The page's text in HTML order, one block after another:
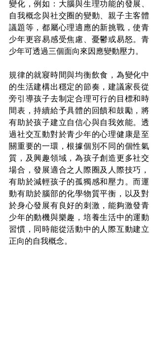
變化，例如：大腦與生理功能的發展、
自我概念與社交圈的變動、親子主客體
議題等，都屬心理適應的新挑戰，使青
少年更容易感受焦慮、憂鬱或易怒。青
少年可透過三個面向來因應變動壓力。
規律的就寢時間與均衡飲食，為變化中
的生活建構出穩定的節奏，建議家長從
旁引導孩子去制定合理可行的目標和時
間表，持續給予具體的回饋和鼓勵，將
有助於孩子建立自信心與自我效能。透
過社交互動對於青少年的心理健康是至
關重要的一環，根據個別不同的個性氣
質，及興趣領域，為孩子創造更多社交
場合，發展適合之人際圈及人際技巧，
有助於減輕孩子的孤獨感和壓力。而運
動有助於腦部的化學物質平衡，以及對
於身心發展有良好的刺激，能夠激發青
少年的動機與樂趣，培養生活中的運動
習慣，同時能從活動中的人際互動建立
正向的自我概念。